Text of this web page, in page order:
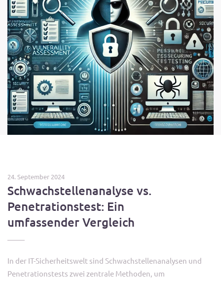
24. September 2024
Schwachstellenanalyse vs.
Penetrationstest: Ein
umfassender Vergleich
In der IT-Sicherheitswelt sind Schwachstellenanalysen und
Penetrationstests zwei zentrale Methoden, um